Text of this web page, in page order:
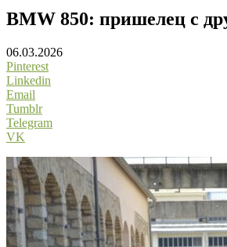
BMW 850: пришелец с
06.03.2026
Pinterest
Linkedin
Email
Tumblr
Telegram
VK